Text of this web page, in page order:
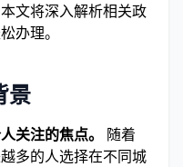
文将深入解析相关政
办理。
景
关注的焦点。
随着
多的人选择在不同城